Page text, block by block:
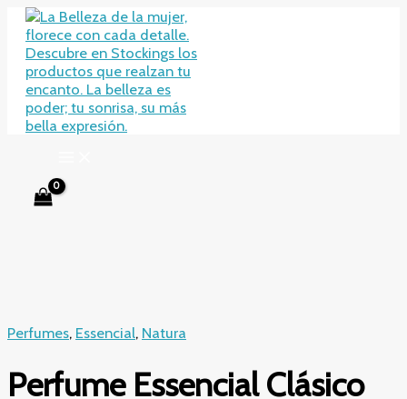
contenido
Perfumes, Essencial, Natura
Perfume Essencial Clásico